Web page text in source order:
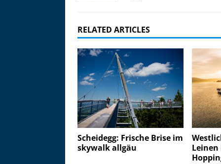
RELATED ARTICLES
Scheidegg: Frische Brise im
skywalk allgäu
Leinen